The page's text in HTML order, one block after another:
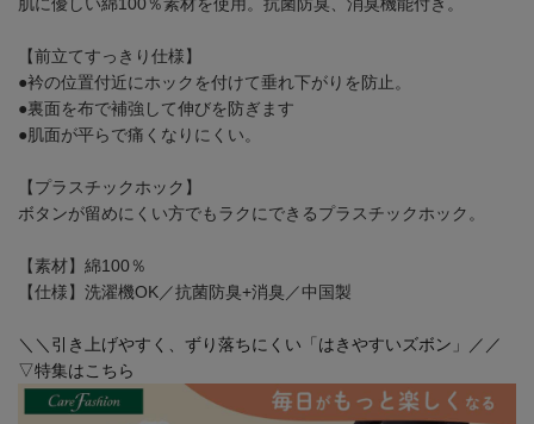
【前立てすっきり仕様】
●衿の位置付近にホックを付けて垂れ下がりを防止。
●裏面を布で補強して伸びを防ぎます
●肌面が平らで痛くなりにくい。
【プラスチックホック】
ボタンが留めにくい方でもラクにできるプラスチックホック。
【素材】綿100％
【仕様】洗濯機OK／抗菌防臭+消臭／中国製
＼＼引き上げやすく、ずり落ちにくい「はきやすいズボン」／／
▽特集はこちら